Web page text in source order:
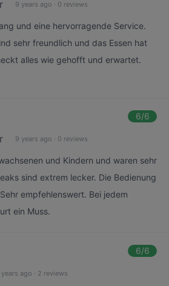
9 years ago · 0 reviews
und eine hervorragende Service.
sehr freundlich und das Essen hat
alles wie gehofft und erwartet.
6/6
9 years ago · 0 reviews
und Kindern und waren sehr
sind extrem lecker. Die Bedienung
empfehlenswert. Bei jedem
ein Muss.
6/6
years ago · 2 reviews